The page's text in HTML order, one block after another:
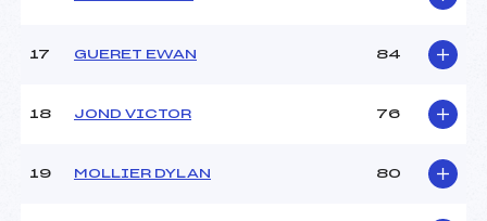
Pénalité appliquée :
94.8000
17 GUERET EWAN 84
18 JOND VICTOR 76
19 MOLLIER DYLAN 80